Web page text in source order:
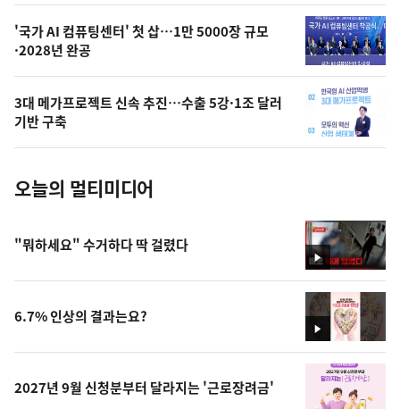
오
늘
사
진
'국가 AI 컴퓨팅센터' 첫 삽…1만 5000장 규모
·2028년 완공
3대 메가프로젝트 신속 추진…수출 5강·1조 달러
기반 구축
오늘의 멀티미디어
영
상
"뭐하세요" 수거하다 딱 걸렸다
영
상
6.7% 인상의 결과는요?
2027년 9월 신청분부터 달라지는 '근로장려금'